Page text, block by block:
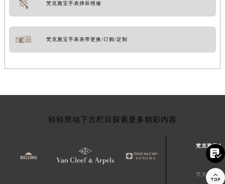
梵克雅宝手表摔坏维修
梵克雅宝手表表带更换/订购/定制
轻轻滑动下方栏目探索更多精彩内容
梵克雅宝中
梵克雅宝北

